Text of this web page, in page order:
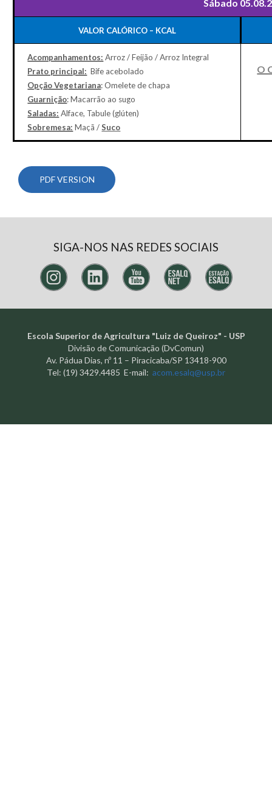
Sábado
VALOR CALÓRICO – KCAL
Acompanhamentos: Arroz / Feijão / Arroz Integral
Prato principal: Bife acebolado
Opção Vegetariana: Omelete de chapa
Guarnição: Macarrão ao sugo
Saladas: Alface, Tabule (glúten)
Sobremesa: Maçã /Suco
O
PDF VERSION
SIGA-NOS NAS REDES SOCIAIS
Escola Superior de Agricultura "Luiz de Queiroz" - USP
Divisão de Comunicação (DvComun)
Av. Pádua Dias, nº 11 – Piracicaba/SP 13418-900
Tel: (19) 3429.4485 E-mail: acom.esalq@usp.br